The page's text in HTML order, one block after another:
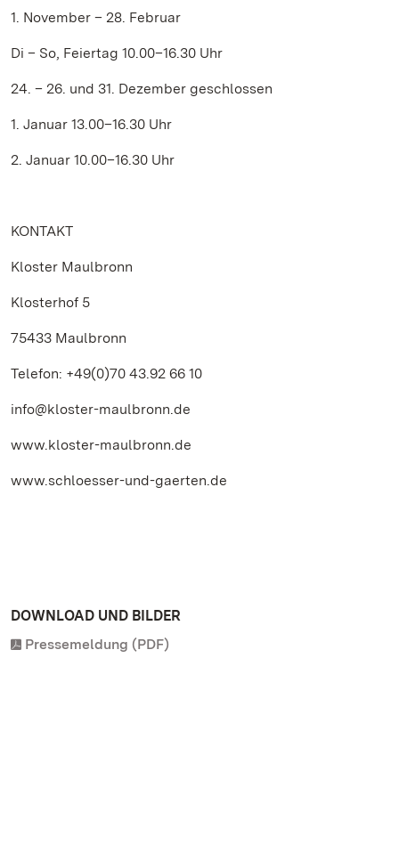
1. November – 28. Februar
Di – So, Feiertag 10.00–16.30 Uhr
24. – 26. und 31. Dezember geschlossen
1. Januar 13.00–16.30 Uhr
2. Januar 10.00–16.30 Uhr
KONTAKT
Kloster Maulbronn
Klosterhof 5
75433 Maulbronn
Telefon: +49(0)70 43.92 66 10
info@kloster-maulbronn.de
www.kloster-maulbronn.de
www.schloesser-und-gaerten.de
DOWNLOAD UND BILDER
Pressemeldung (PDF)